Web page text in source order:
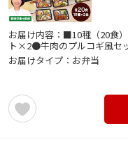
お届け内容：■10種（20食
ト×2●牛肉のプルコギ風
お届けタイプ：お弁当